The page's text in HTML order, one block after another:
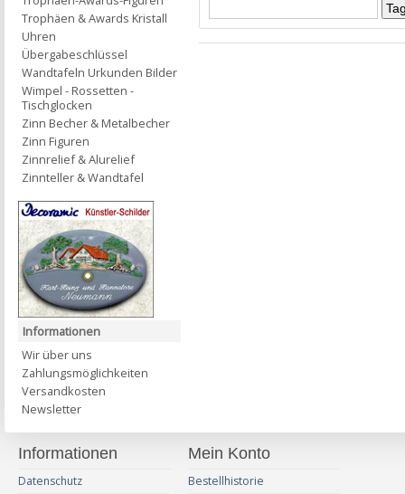
Trophäen & Awards Kristall
Uhren
Übergabeschlüssel
Wandtafeln Urkunden Bilder
Wimpel - Rossetten -
Tischglocken
Zinn Becher & Metalbecher
Zinn Figuren
Zinnrelief & Alurelief
Zinnteller & Wandtafel
Informationen
Wir über uns
Zahlungsmöglichkeiten
Versandkosten
Newsletter
Informationen
Datenschutz
Mein Konto
Bestellhistorie